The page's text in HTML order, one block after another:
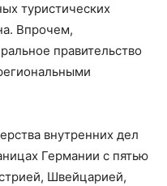
туристических
Впрочем,
правительство
внутренних дел
Германии с пятью
Швейцарией,